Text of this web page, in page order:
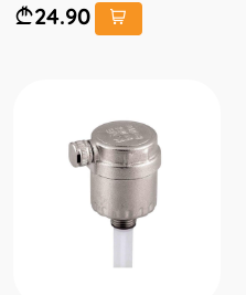
24.90